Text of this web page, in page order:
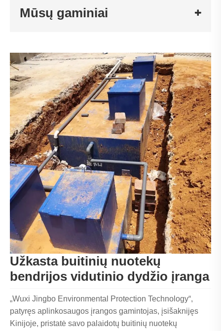
Mūsų gaminiai
Užkasta buitinių nuotekų
bendrijos vidutinio dydžio įranga
„Wuxi Jingbo Environmental Protection Technology“,
patyręs aplinkosaugos įrangos gamintojas, įsišaknijęs
Kinijoje, pristatė savo palaidotų buitinių nuotekų